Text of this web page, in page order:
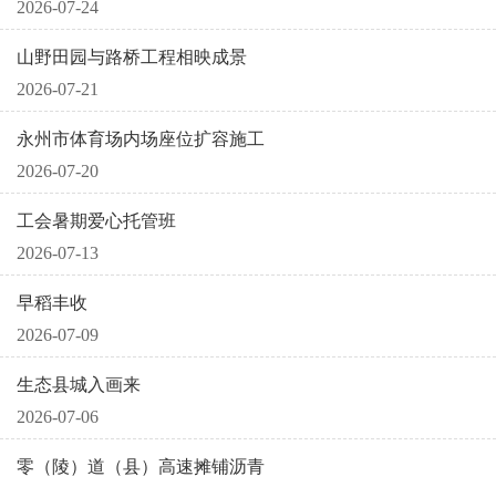
2026-07-24
山野田园与路桥工程相映成景
2026-07-21
永州市体育场内场座位扩容施工
2026-07-20
工会暑期爱心托管班
2026-07-13
早稻丰收
2026-07-09
生态县城入画来
2026-07-06
零（陵）道（县）高速摊铺沥青